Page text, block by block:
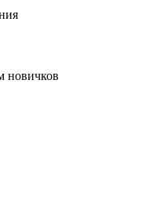
новичков